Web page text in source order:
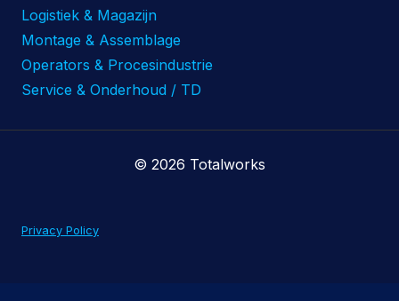
Logistiek & Magazijn
Montage & Assemblage
Operators & Procesindustrie
Service & Onderhoud / TD
© 2026 Totalworks
Privacy Policy